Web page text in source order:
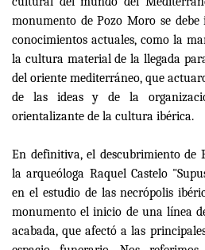
monumento de Pozo Moro se
conocimientos actuales, como la
la cultura material de la llegada
del oriente mediterráneo, que
de las ideas y de la
orientalizante de la cultura ibérica.
En definitiva, el descubrimiento de
la arqueóloga Raquel Castelo
en el estudio de las necrópolis
monumento el inicio de una línea
acabada, que afectó a las